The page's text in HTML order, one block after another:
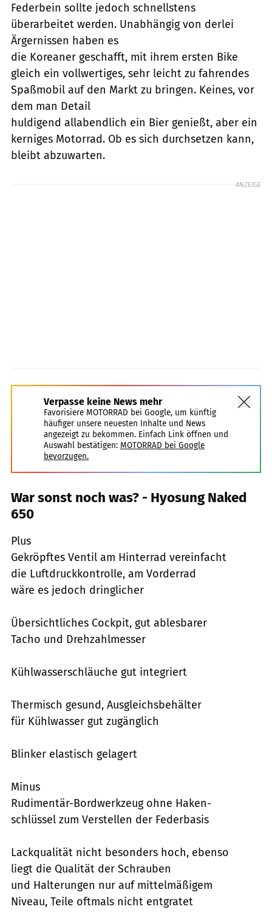
Federbein sollte jedoch schnellstens
überarbeitet werden. Unabhängig von derlei
Ärgernissen haben es
die Koreaner geschafft, mit ihrem ersten Bike
gleich ein vollwertiges, sehr leicht zu fahrendes
Spaßmobil auf den Markt zu bringen. Keines, vor
dem man Detail
huldigend allabendlich ein Bier genießt, aber ein
kerniges Motorrad. Ob es sich durchsetzen kann,
bleibt abzuwarten.
ANZEIGE
Verpasse keine News mehr
Favorisiere MOTORRAD bei Google, um künftig
häufiger unsere neuesten Inhalte und News
angezeigt zu bekommen. Einfach Link öffnen und
Auswahl bestätigen: MOTORRAD bei Google
bevorzugen.
War sonst noch was? - Hyosung Naked
650
Plus
Gekröpftes Ventil am Hinterrad vereinfacht
die Luftdruckkontrolle, am Vorderrad
wäre es jedoch dringlicher
Übersichtliches Cockpit, gut ablesbarer
Tacho und Drehzahlmesser
Kühlwasserschläuche gut integriert
Thermisch gesund, Ausgleichsbehälter
für Kühlwasser gut zugänglich
Blinker elastisch gelagert
Minus
Rudimentär-Bordwerkzeug ohne Haken-
schlüssel zum Verstellen der Federbasis
Lackqualität nicht besonders hoch, ebenso
liegt die Qualität der Schrauben
und Halterungen nur auf mittelmäßigem
Niveau, Teile oftmals nicht entgratet